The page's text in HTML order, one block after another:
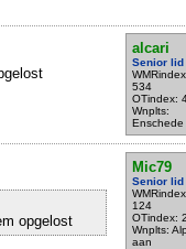
alcari
Senior lid
534
OTindex:
Wnplts:
Enschede
Mic79
Senior lid
124
OTindex:
Wnplts:
aan
opgelost